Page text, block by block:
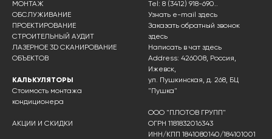
МОНТАЖ
ОБСЛУЖИВАНИЕ
ПРОЕКТИРОВАНИЕ
СТРОИТЕЛЬНЫЙ АУДИТ
ЛАЗЕРНОЕ 3D СКАНИРОВАНИЕ
ОБЪЕКТОВ
КАЛЬКУЛЯТОРЫ
Стоимость монтажа
кондиционера
АКЦИИ И СКИДКИ
Tel: 8 (3412) 918-690..
Узнать e-mail здесь
Заказать обратный звонок
здесь
Написать в чат здесь
Address: 426008, Россия,
Ижевск,
ул. Пушкинская, д. 268, БЦ
"Пушка"
ООО "ПЛОТОВ ГРУПП"
ОГРН 1181832016343
ИНН/КПП 1841080140/184101001